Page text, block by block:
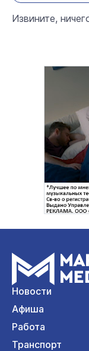
Извините,
Новости
Афиша
Работа
Транспорт